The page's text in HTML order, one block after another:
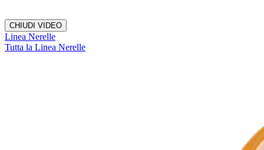
CHIUDI VIDEO
Linea Nerelle
Tutta la Linea Nerelle